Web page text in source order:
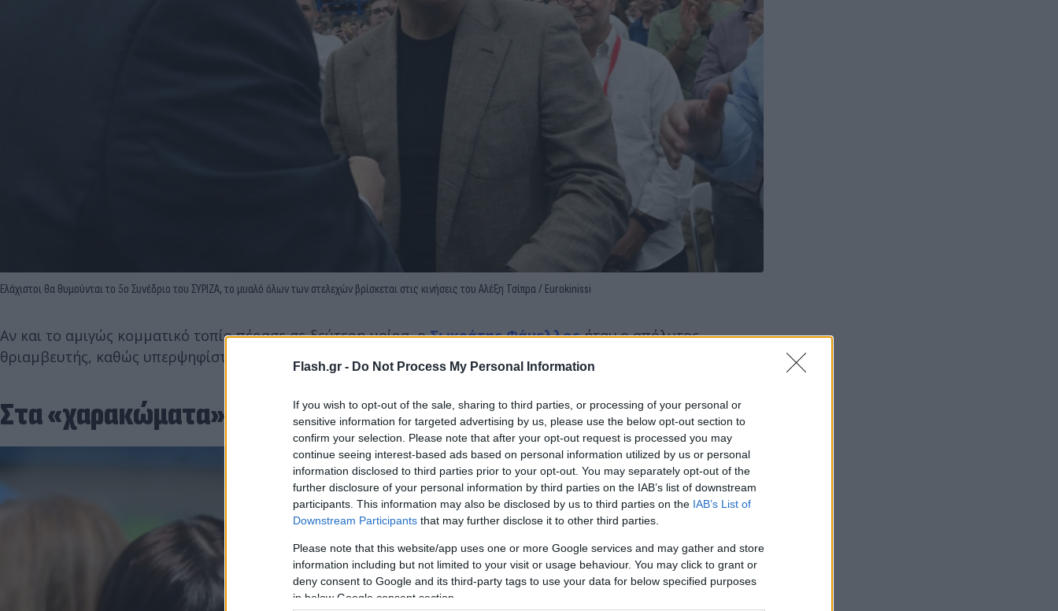
Flash.gr - Do Not Process My Personal Information
If you wish to opt-out of the sale, sharing to third parties, or processing of your personal or
sensitive information for targeted advertising by us, please use the below opt-out section to
confirm your selection. Please note that after your opt-out request is processed you may
continue seeing interest-based ads based on personal information utilized by us or personal
information disclosed to third parties prior to your opt-out. You may separately opt-out of the
further disclosure of your personal information by third parties on the IAB’s list of downstream
participants. This information may also be disclosed by us to third parties on the IAB’s List of
Downstream Participants that may further disclose it to other third parties.
Please note that this website/app uses one or more Google services and may gather and store
information including but not limited to your visit or usage behaviour. You may click to grant or
deny consent to Google and its third-party tags to use your data for below specified purposes
in below Google consent section.
Ελάχιστοι θα θυμούνται το 5ο Συνέδριο του ΣΥΡΙΖΑ, το μυαλό όλων των στελεχών βρίσκεται στις κινήσεις του Αλέξη Τσίπρα / Eurokinissi
Αν και το αμιγώς κομματικό τοπίο πέρασε σε δεύτερη μοίρα, οΣωκράτης Φάμελλοςήταν ο απόλυτος
θριαμβευτής, καθώς υπερψηφίστηκαν όλες οι δικές του θέσεις για το καταστατικό και το πρόγραμμα.
Στα «χαρακώματα» Πολάκης-Παππάς